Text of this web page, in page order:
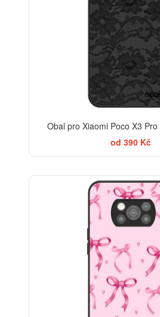
Obal pro Xiaomi Poco X3
od 390 Kč